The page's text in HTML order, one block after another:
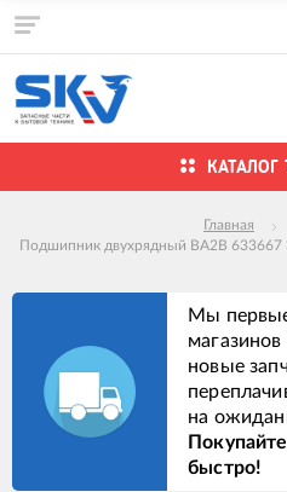
Главная
Подшипник двухрядный BA2B
Мы
новые
на
быстро!